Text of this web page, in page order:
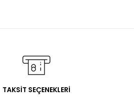
TAKSİT SEÇENEKLERİ